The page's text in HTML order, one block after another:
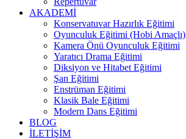
AKADEMİ
Konservatuvar Hazırlık Eğitimi
Oyunculuk Eğitimi (Hobi Amaçlı)
Kamera Önü Oyunculuk Eğitimi
Yaratıcı Drama Eğitimi
Diksiyon ve Hitabet Eğitimi
Şan Eğitimi
Enstrüman Eğitimi
Klasik Bale Eğitimi
Modern Dans Eğitimi
BLOG
İLETİŞİM